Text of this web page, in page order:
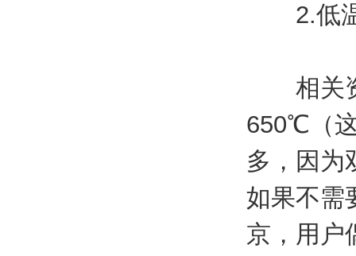
2.低
相关资
650℃（
多，因为
如果不需
京，用户